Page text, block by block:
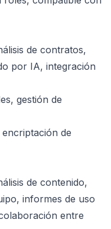
de contratos,
por IA, integración
gestión de
de
de contenido,
informes de uso
entre